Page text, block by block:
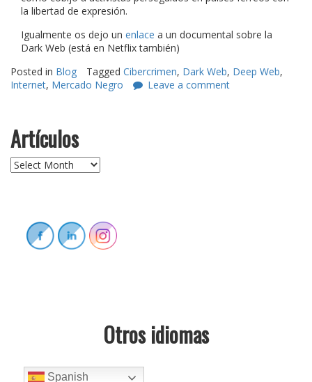
la libertad de expresión.
Igualmente os dejo un enlace a un documental sobre la
Dark Web (está en Netflix también)
Posted in Blog Tagged Cibercrimen, Dark Web, Deep Web,
Internet, Mercado Negro Leave a comment
Artículos
Artículos
Otros idiomas
Spanish